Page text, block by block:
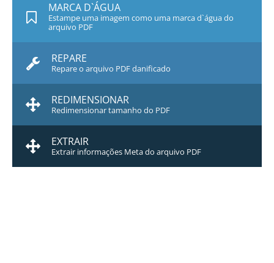
MARCA D`ÁGUA
Estampe uma imagem como uma marca d`água do
arquivo PDF
REPARE
Repare o arquivo PDF danificado
REDIMENSIONAR
Redimensionar tamanho do PDF
EXTRAIR
Extrair informações Meta do arquivo PDF